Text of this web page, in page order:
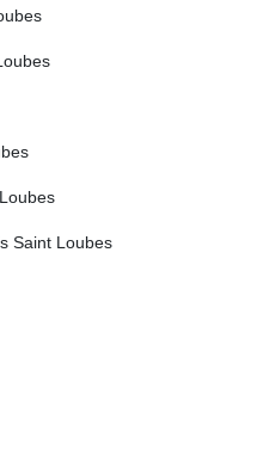
Saint Loubes